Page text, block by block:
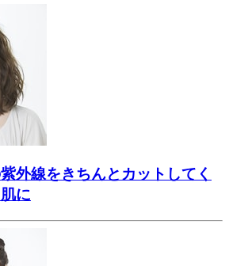
外線をきちんとカットしてく
に